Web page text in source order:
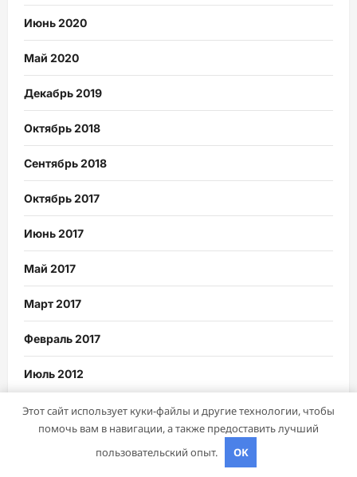
Июнь 2020
Май 2020
Декабрь 2019
Октябрь 2018
Сентябрь 2018
Октябрь 2017
Июнь 2017
Май 2017
Март 2017
Февраль 2017
Июль 2012
Этот сайт использует куки-файлы и другие технологии, чтобы
помочь вам в навигации, а также предоставить лучший
пользовательский опыт.
OK